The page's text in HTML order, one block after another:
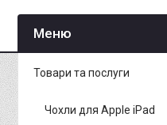
Товари та послуги
Чохли для Apple iPad